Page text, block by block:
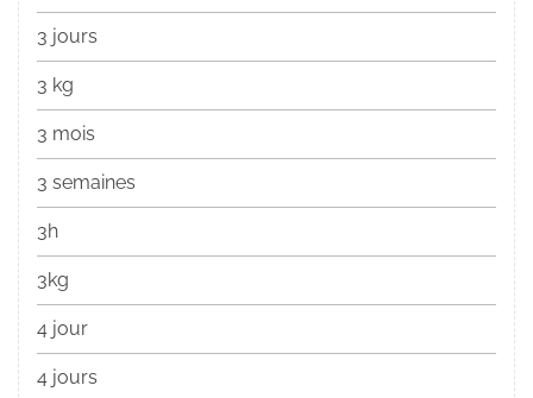
3 jours
3 kg
3 mois
3 semaines
3h
3kg
4 jour
4 jours